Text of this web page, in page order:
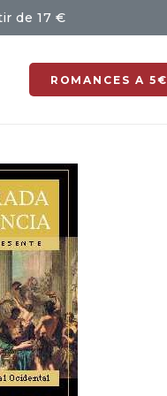
de 17 €
ROMANCES A 5€